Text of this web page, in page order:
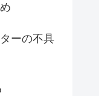
ーの不具